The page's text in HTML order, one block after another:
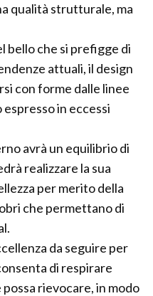
qualità strutturale, ma
bello che si prefigge di
attuali, il design
con forme dalle linee
in eccessi
avrà un equilibrio di
realizzare la sua
per merito della
che permettano di
da seguire per
di respirare
rievocare, in modo